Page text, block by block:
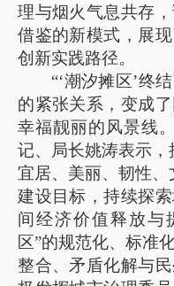
理与烟火气息共存
借鉴的新模式，展
创新实践路径。
“‘潮汐摊区’终
的紧张关系，变成
幸福靓丽的风景线
记、局长姚涛表示，
宜居、美丽、韧性
建设目标，持续探
间经济价值释放与
区”的规范化、标准
整合、矛盾化解与